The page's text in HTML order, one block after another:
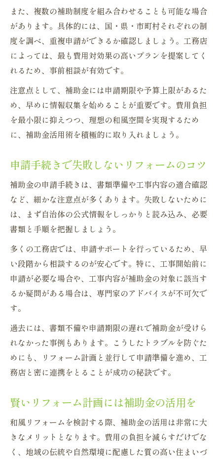
また、複数の補助制度を組み合わせることも可能な場合
があります。具体的には、国・県・市町村それぞれの制
度を調べ、重複申請ができるか確認しましょう。工務店
によっては、最も費用対効果の高いプランを提案してく
れるため、事前相談が有効です。
注意点として、補助金には申請期限や予算上限があるた
め、早めに情報収集を始めることが重要です。費用負担
を最小限に抑えつつ、理想の和風空間を実現するため
に、補助金活用術を積極的に取り入れましょう。
申請手続きで失敗しないリフォームのコツ
補助金の申請手続きは、書類準備や工事内容の適合確認
など、細かな注意点が多くあります。失敗しないために
は、まず自治体の公式情報をしっかりと読み込み、必要
書類と手順を把握しましょう。
多くの工務店では、申請サポートを行っているため、早
い段階から相談するのが安心です。特に、工事開始前に
申請が必要な場合や、工事内容が補助金の対象に該当す
るか疑問がある場合は、専門家のアドバイスが不可欠で
す。
過去には、書類不備や申請期限の遅れで補助金が受けら
れなかった事例もあります。こうしたトラブルを防ぐた
めにも、リフォーム計画と並行して申請準備を進め、工
務店と密に連携をとることが成功の秘訣です。
賢いリフォーム計画には補助金の活用を
和風リフォームを検討する際、補助金の活用は非常に大
きなメリットとなります。費用の負担を減らすだけでな
く、地域の伝統や自然環境に配慮した質の高い住まいづ